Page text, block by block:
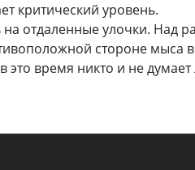
критический уровень.
отдаленные улочки. Над
стороне мыса
время никто и не думает